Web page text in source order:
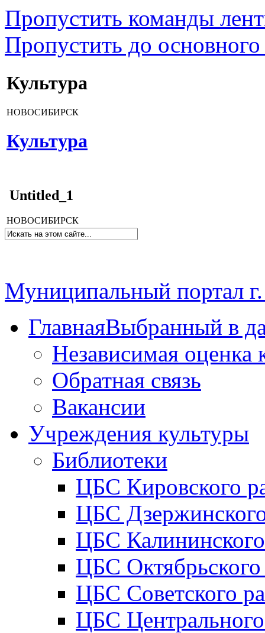
Пропустить команды
Пропустить до основного
Культура
НОВОСИБИРСК
Культура
Untitled_1
НОВОСИБИРСК
Муниципальный портал
ГлавнаяВыбранный в
Независимая оценка
Обратная связь
Вакансии
Учреждения культуры
Библиотеки
ЦБС Кировского
ЦБС
ЦБС
ЦБС
ЦБС Советского
ЦБС